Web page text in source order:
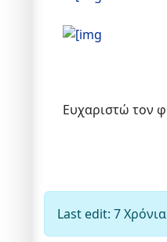
Ευχαριστώ τον
Last edit: 7